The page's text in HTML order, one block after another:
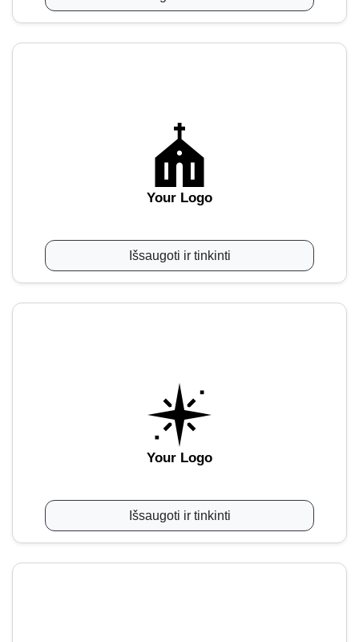
Your Logo
Išsaugoti ir tinkinti
Your Logo
Išsaugoti ir tinkinti